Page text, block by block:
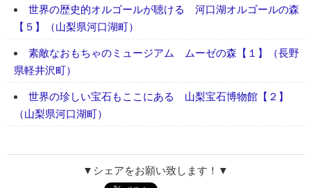
世界の歴史的オルゴールが聴ける 河口湖オルゴールの森
【５】（山梨県河口湖町）
素敵なおもちゃのミュージアム ムーゼの森【１】（長野
県軽井沢町）
世界の珍しい宝石もここにある 山梨宝石博物館【２】
（山梨県河口湖町）
▼シェアをお願い致します！▼